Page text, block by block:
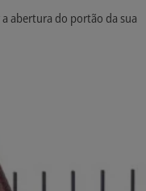
abertura do portão da sua